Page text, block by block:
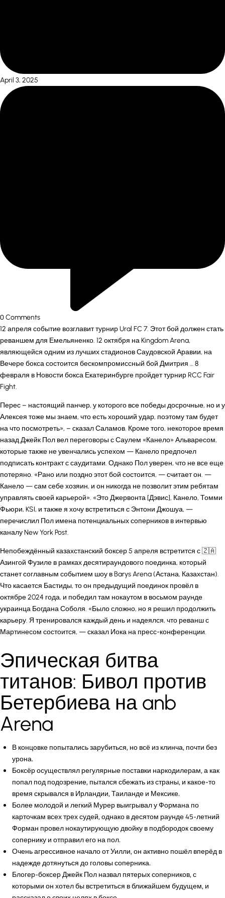
April 3, 2025
0Comments
12 апреля событие возглавит турнир Ural FC 7. Этот бой должен стать
реваншем для Емельяненко. 12 октября на Kingdom Arena,
являющейся одним из лучших стадионов Саудовской Аравии, на
Вечере бокса состоится бескомпромиссный бой Дмитрия … 8
февраля в Новости бокса Екатеринбурге пройдет турнир RCC Fair
Fight.
Перес – настоящий панчер, у которого все победы досрочные, но и у
Алексея тоже мы знаем, что есть хороший удар, поэтому там будет
на что посмотреть», – сказал Саламов. Кроме того, некоторое время
назад Джейк Пол вел переговоры с Саулем «Канело» Альваресом,
которые также не увенчались успехом — Канело предпочел
подписать контракт с саудитами. Однако Пол уверен, что не все еще
потеряно. «Рано или поздно этот бой состоится, — считает он. —
Канело — сам себе хозяин, и он никогда не позволит этим ребятам
управлять своей карьерой». «Это Джервонта [Дэвис], Канело, Томми
Фьюри, KSI, и также я хочу встретиться с Энтони Джошуа, —
перечислил Пол имена потенциальных соперников в интервью
каналу New York Post.
Непобеждённый казахстанский боксер 5 апреля встретится с 🇿🇦
Азингой Фузиле в рамках десятираундового поединка, который
станет соглавным событием шоу в Barys Arena (Астана, Казахстан).
Что касается Бастиды, то он предыдущий поединок провёл в
октябре 2024 года, и победил там нокаутом в восьмом раунде
украинца Богдана Соболя. «Было сложно, но я решил продолжить
карьеру. Я тренировался каждый день и надеялся, что реванш с
Мартинесом состоится, — сказал Иока на пресс-конференции.
Эпическая битва
титанов: Бивол против
Бетербиева на anb
Arena
В концовке попытались зарубиться, но всё из клинча, почти без
урона.
Боксёр осуществлял регулярные поставки наркодилерам, а как
попал под подозрение, пытался сбежать из страны, и какое-то
время скрывался в Ирландии, Таиланде и Мексике.
Более молодой и легкий Мурер выигрывал у Формана по
карточкам всех трех судей, однако в десятом раунде 45-летний
Форман провел нокаутирующую двойку в подбородок своему
сопернику и отправил его на пол.
Очень агрессивное начало от Уилли, он активно пошёл вперёд в
надежде дотянуться до головы соперника.
Блогер-боксер Джейк Пол назвал пятерых соперников, с
которыми он хотел бы встретиться в ближайшем будущем, и